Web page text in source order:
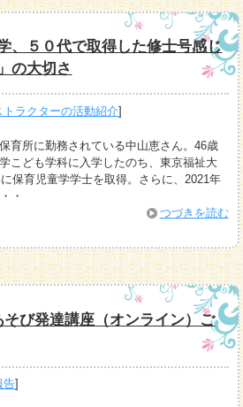
、５０代で取得した修士号感じ
の大切さ
トラクターの活動紹介]
育所に勤務されている中山恵さん。46歳
こども学科に入学したのち、東京福祉大
保育児童学学士を取得。さらに、2021年
・
つづきを読む
び発達講座（オンライン）ご
告]